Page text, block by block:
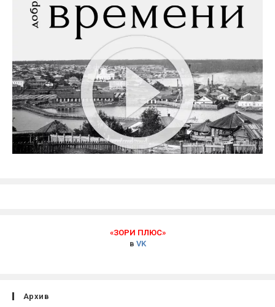
«ЗОРИ ПЛЮС»
в VK
Архив